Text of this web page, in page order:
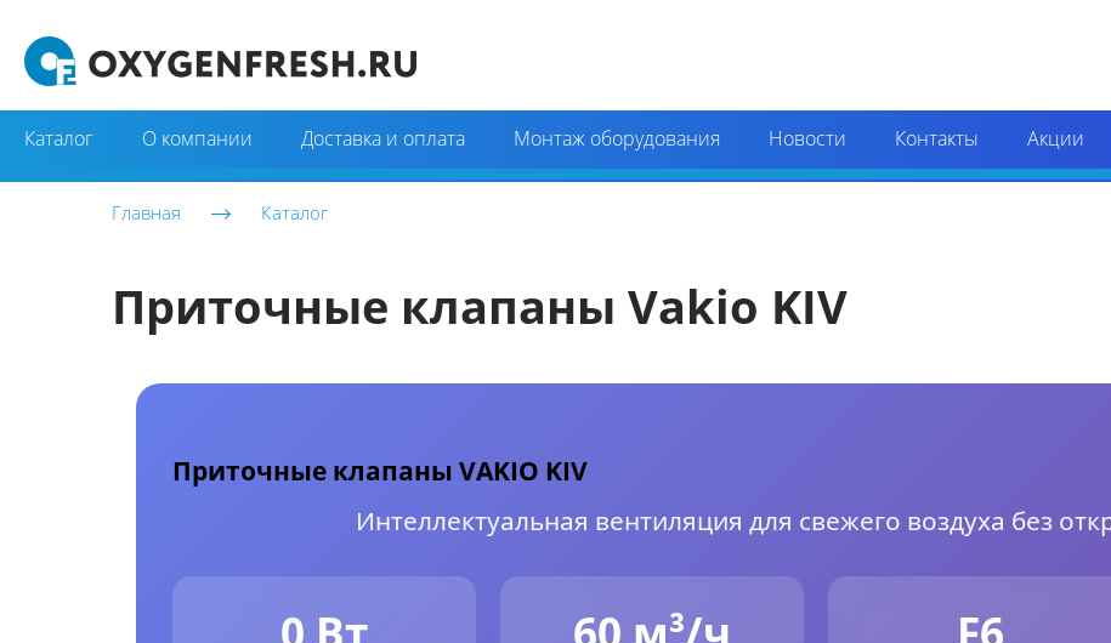
Каталог О компании Доставка и оплата Монтаж оборудования Новости Контакты Акции
Главная Каталог
Приточные клапаны Vakio KIV
Приточные клапаны VAKIO KIV
Интеллектуальная вентиляция для свежего воздуха без